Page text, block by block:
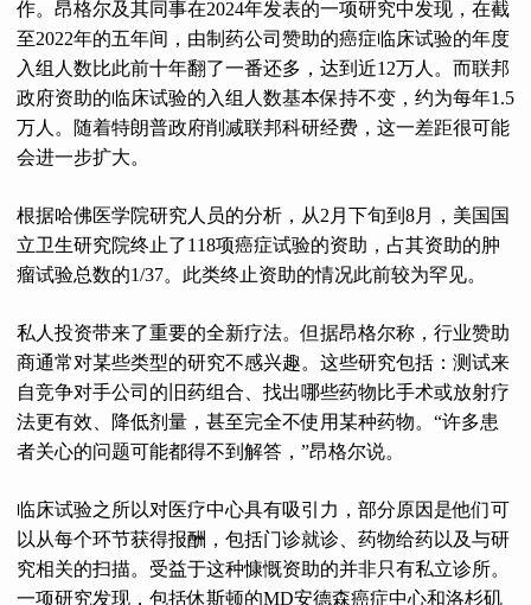
作。昂格尔及其同事在2024年发表的一项研究中发现，在截
至2022年的五年间，由制药公司赞助的癌症临床试验的年度
入组人数比此前十年翻了一番还多，达到近12万人。而联邦
政府资助的临床试验的入组人数基本保持不变，约为每年1.5
万人。随着特朗普政府削减联邦科研经费，这一差距很可能
会进一步扩大。
根据哈佛医学院研究人员的分析，从2月下旬到8月，美国国
立卫生研究院终止了118项癌症试验的资助，占其资助的肿
瘤试验总数的1/37。此类终止资助的情况此前较为罕见。
私人投资带来了重要的全新疗法。但据昂格尔称，行业赞助
商通常对某些类型的研究不感兴趣。这些研究包括：测试来
自竞争对手公司的旧药组合、找出哪些药物比手术或放射疗
法更有效、降低剂量，甚至完全不使用某种药物。“许多患
者关心的问题可能都得不到解答，”昂格尔说。
临床试验之所以对医疗中心具有吸引力，部分原因是他们可
以从每个环节获得报酬，包括门诊就诊、药物给药以及与研
究相关的扫描。受益于这种慷慨资助的并非只有私立诊所。
一项研究发现，包括休斯顿的MD安德森癌症中心和洛杉矶